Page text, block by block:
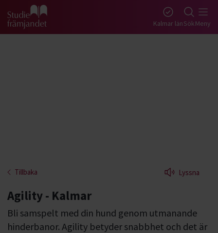
Gå till studiefrämjandets startsida Kalmar länSökMeny
Tillbaka Lyssna
Agility - Kalmar
Bli samspelt med din hund genom utmanande
hinderbanor. Agility betyder snabbhet och det är